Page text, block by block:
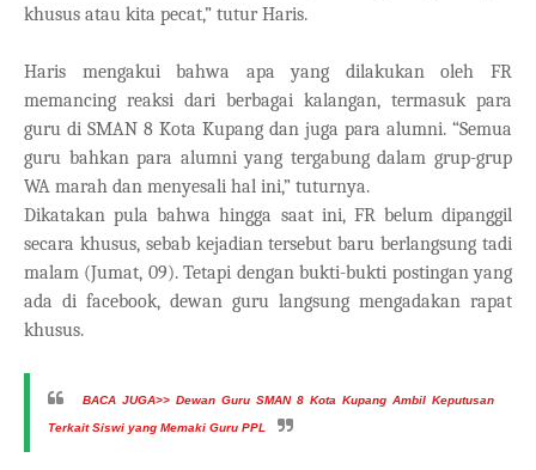
khusus atau kita pecat,” tutur Haris.
Haris mengakui bahwa apa yang dilakukan oleh FR
memancing reaksi dari berbagai kalangan, termasuk para
guru di SMAN 8 Kota Kupang dan juga para alumni. “Semua
guru bahkan para alumni yang tergabung dalam grup-grup
WA marah dan menyesali hal ini,” tuturnya.
Dikatakan pula bahwa hingga saat ini, FR belum dipanggil
secara khusus, sebab kejadian tersebut baru berlangsung tadi
malam (Jumat, 09). Tetapi dengan bukti-bukti postingan yang
ada di facebook, dewan guru langsung mengadakan rapat
khusus.
BACA JUGA>> Dewan Guru SMAN 8 Kota Kupang Ambil Keputusan
Terkait Siswi yang Memaki Guru PPL